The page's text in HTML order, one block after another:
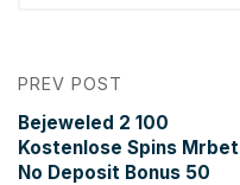
PREV POST
Bejeweled 2 100
Kostenlose Spins Mrbet
No Deposit Bonus 50